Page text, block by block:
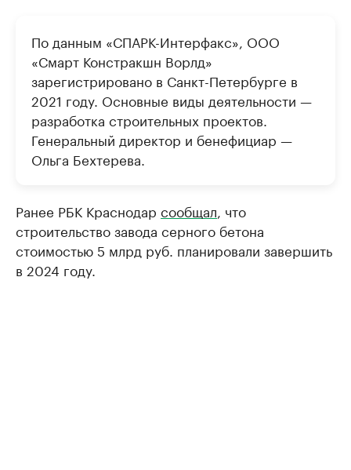
По данным «СПАРК-Интерфакс», ООО
«Смарт Констракшн Ворлд»
зарегистрировано в Санкт-Петербурге в
2021 году. Основные виды деятельности —
разработка строительных проектов.
Генеральный директор и бенефициар —
Ольга Бехтерева.
Ранее РБК Краснодар сообщал , что
строительство завода серного бетона
стоимостью 5 млрд руб. планировали завершить
в 2024 году.